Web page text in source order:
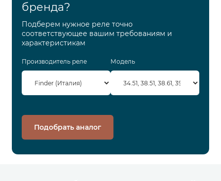
бренда?
Подберем нужное реле точно
соответствующее вашим требованиям и
характеристикам
Производитель реле Модель
Подобрать аналог